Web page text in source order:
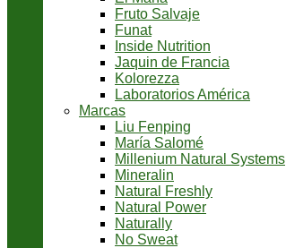
Fruto Salvaje
Funat
Inside Nutrition
Jaquin de Francia
Kolorezza
Laboratorios América
Marcas
Liu Fenping
María Salomé
Millenium Natural Systems
Mineralin
Natural Freshly
Natural Power
Naturally
No Sweat